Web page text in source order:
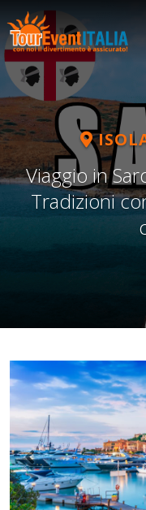
Viaggio in
Tradizioni